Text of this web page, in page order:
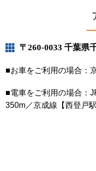
〒260-0033 千葉県
■お車をご利用の場合：
■電車をご利用の場合：
350m／京成線【西登戸